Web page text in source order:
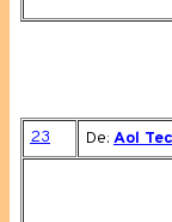
23 De: Aol